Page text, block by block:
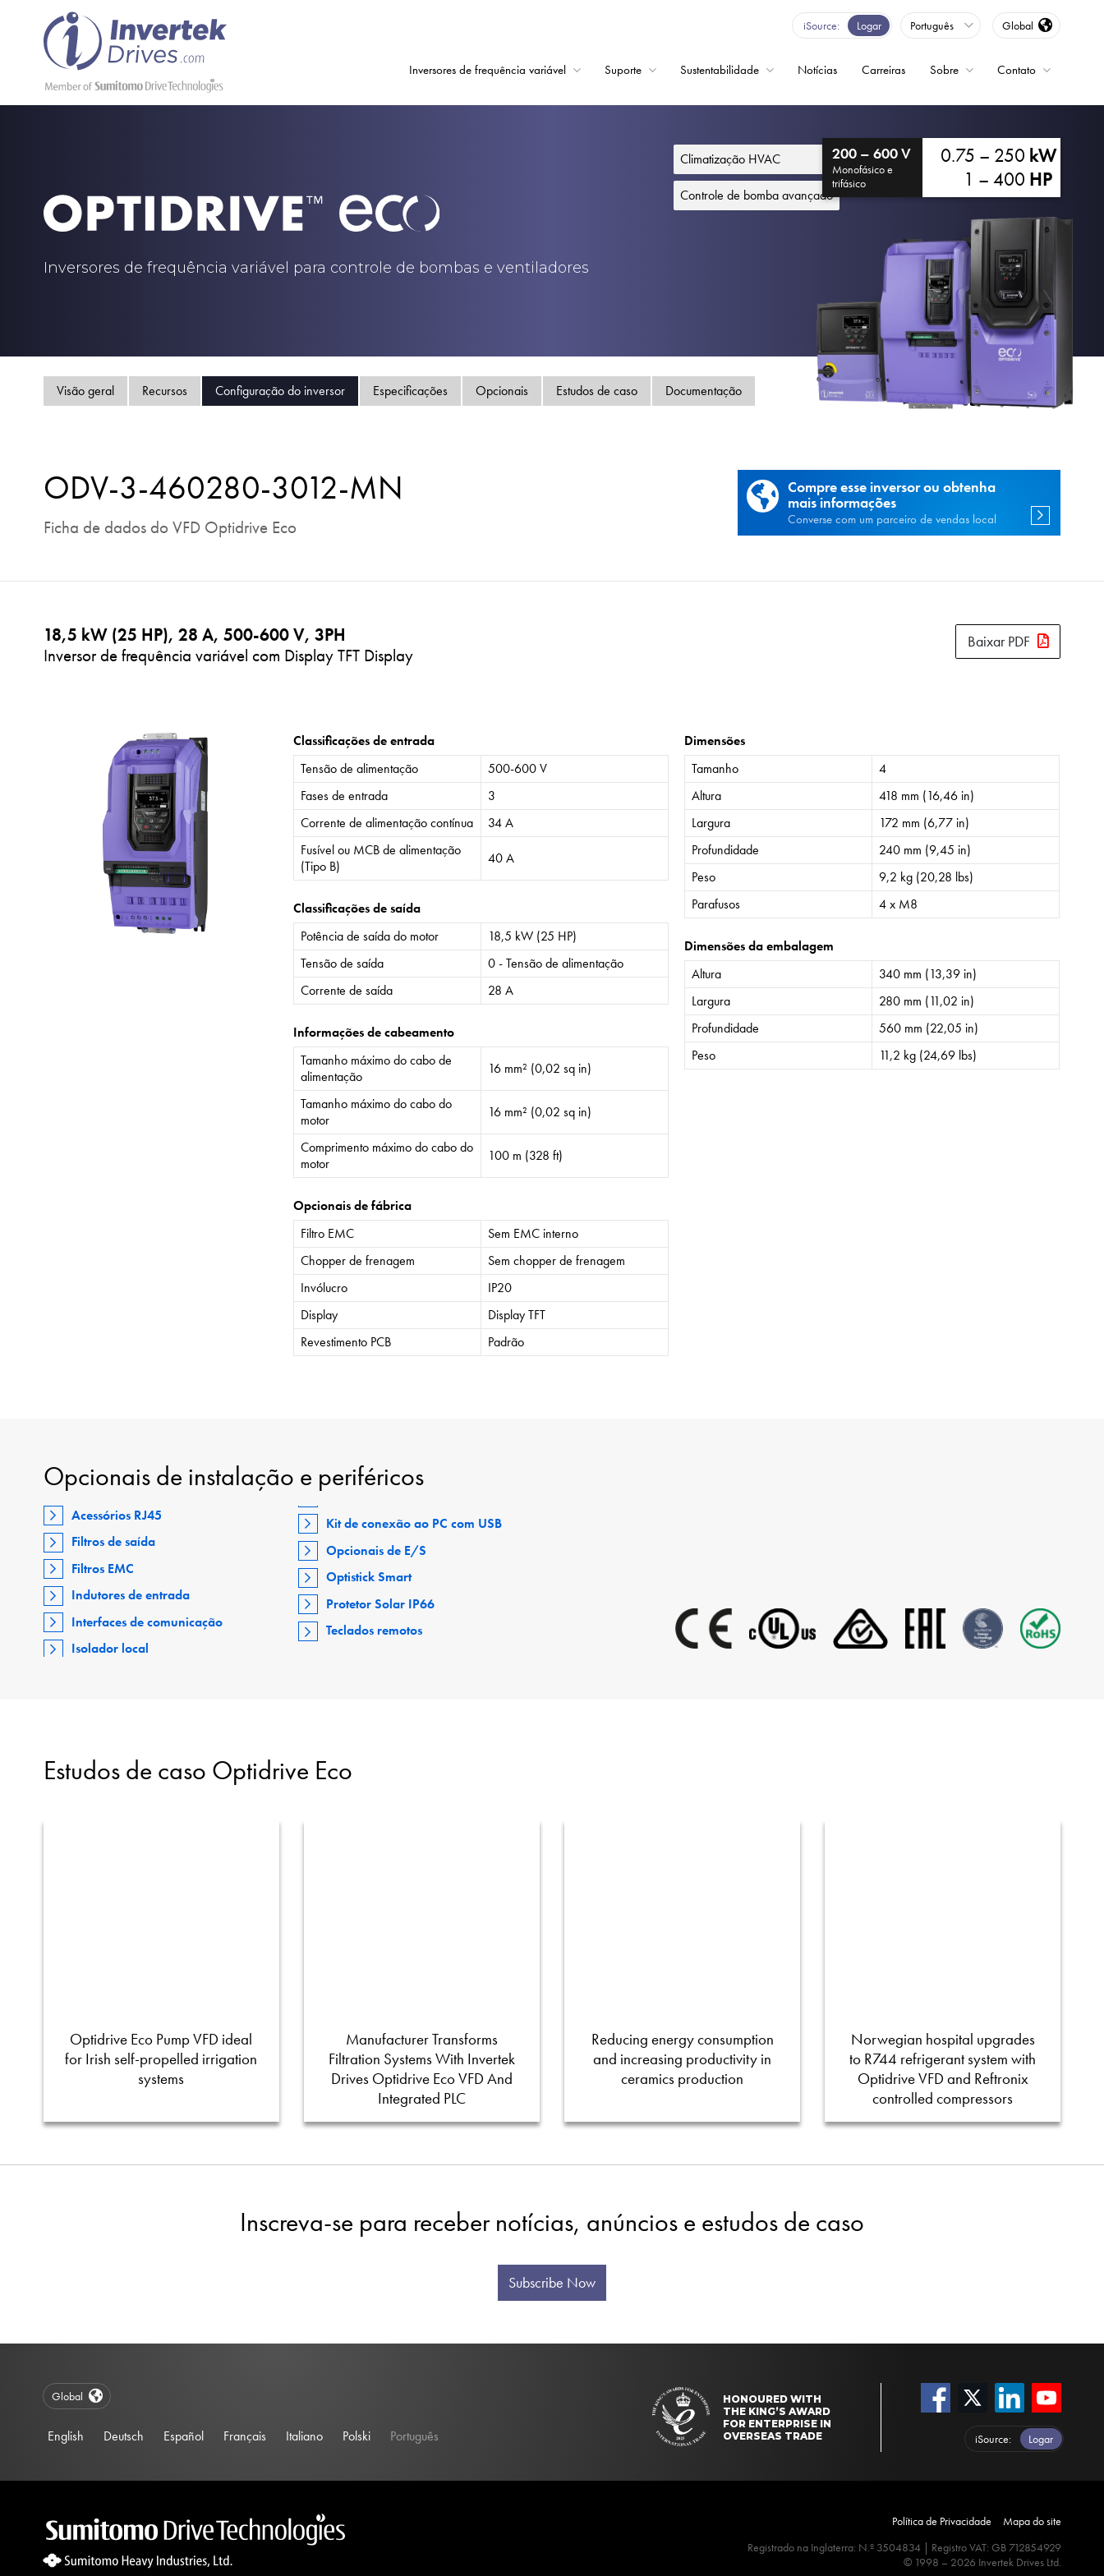
iSource Logar Português Global
Inversores de frequência variável Suporte Sustentabilidade Notícias Carreiras Sobre Contato
Inversores de frequência variável para controle de bombas e ventiladores
Climatização HVAC
Controle de bomba avançado
200 – 600 V
Monofásico e
trifásico
0.75 – 250 kW
1 – 400 HP
Visão geral Recursos Configuração do inversor Especificações Opcionais Estudos de caso Documentação
ODV-3-460280-3012-MN
Ficha de dados do VFD Optidrive Eco
Compre esse inversor ou obtenha
mais informações
Converse com um parceiro de vendas local
18,5 kW (25 HP), 28 A, 500-600 V, 3PH
Inversor de frequência variável com Display TFT Display
Baixar PDF
Classificações de entrada
Tensão de alimentação
500-600 V
Fases de entrada
3
Corrente de alimentação contínua
34 A
Fusível ou MCB de alimentação
(Tipo B)
40 A
Classificações de saída
Potência de saída do motor
18,5 kW (25 HP)
Tensão de saída
0 - Tensão de alimentação
Corrente de saída
28 A
Informações de cabeamento
Tamanho máximo do cabo de
alimentação
16 mm² (0,02 sq in)
Tamanho máximo do cabo do
motor
16 mm² (0,02 sq in)
Comprimento máximo do cabo do
motor
100 m (328 ft)
Opcionais de fábrica
Filtro EMC
Sem EMC interno
Chopper de frenagem
Sem chopper de frenagem
Invólucro
IP20
Display
Display TFT
Revestimento PCB
Padrão
Dimensões
Tamanho
4
Altura
418 mm (16,46 in)
Largura
172 mm (6,77 in)
Profundidade
240 mm (9,45 in)
Peso
9,2 kg (20,28 lbs)
Parafusos
4 x M8
Dimensões da embalagem
Altura
340 mm (13,39 in)
Largura
280 mm (11,02 in)
Profundidade
560 mm (22,05 in)
Peso
11,2 kg (24,69 lbs)
Opcionais de instalação e periféricos
Acessórios RJ45
Filtros de saída
Filtros EMC
Indutores de entrada
Interfaces de comunicação
Isolador local
Kit de conexão ao PC com USB
Opcionais de E/S
Optistick Smart
Protetor Solar IP66
Teclados remotos
Estudos de caso Optidrive Eco
Optidrive Eco Pump VFD ideal
for Irish self-propelled irrigation
systems
Manufacturer Transforms
Filtration Systems With Invertek
Drives Optidrive Eco VFD And
Integrated PLC
Reducing energy consumption
and increasing productivity in
ceramics production
Norwegian hospital upgrades
to R744 refrigerant system with
Optidrive VFD and Reftronix
controlled compressors
Inscreva-se para receber notícias, anúncios e estudos de caso
Subscribe Now
HONOURED WITH
THE KING’S AWARD
FOR ENTERPRISE IN
OVERSEAS TRADE
iSource Logar
Global
English Deutsch Español Français Italiano Polski Português
Política de Privacidade
Mapa do site
Registrado na Inglaterra: N.º 3504834 | Registro VAT: GB 712854929
© 1998 – 2026 Invertek Drives Ltd.
Inversores de frequência variável
Sustentabilidade
Política de Privacidade
Mapa do site